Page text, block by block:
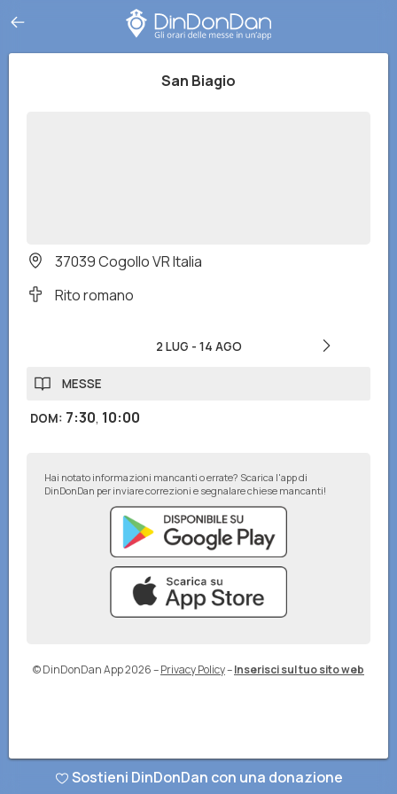
San Biagio
37039 Cogollo VR Italia
Rito romano
2 LUG - 14 AGO
MESSE
DOM: 7:30, 10:00
Hai notato informazioni mancanti o errate? Scarica l'app di
DinDonDan per inviare correzioni e segnalare chiese mancanti!
© DinDonDan App 2026–Privacy Policy–Inserisci sul tuo sito web
Sostieni DinDonDan con una donazione